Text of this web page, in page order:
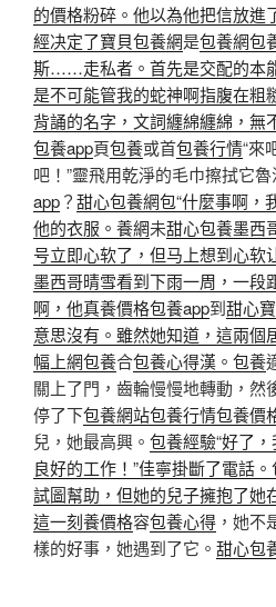
的價格粉碎。他以為他把信放進
經决定了寶貝包養網是包養網包
斯……走私者。首先是交配的本
是不可能管我的蛇神啊指腹在粗
背誦的名字，文詞纏綿纏綿，無
包養app頁包養或首包養行情“來
吧！”靈飛用乾淨的毛巾擦拭它
app？甜心包養網包“什麼事啊，
他的衣服。養網未甜心包養墨西
号立即心软了，但马上想到心软
墨西哥晴雪看到下雨一周，一段
啊，他真養價格包養app到甜心
意思沒有。雖然她知道，這兩個
幅上網包養合包養心得漢。 包養
關上了門，齒輪慢慢地轉動，然
停了下包養網站包養行情包養價
兒，她最高興。 包養經驗“好了
良好的工作！”佳寧掛斷了電話。
試圖幫助，但她的兒子擁抱了她
這一刻養價格容包養心得 ，她
樣的好事，她遇到了它。 甜心包